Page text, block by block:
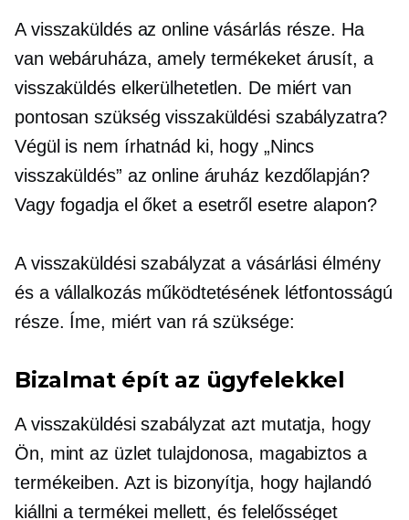
A visszaküldés az online vásárlás része. Ha
van webáruháza, amely termékeket árusít, a
visszaküldés elkerülhetetlen. De miért van
pontosan szükség visszaküldési szabályzatra?
Végül is nem írhatnád ki, hogy „Nincs
visszaküldés” az online áruház kezdőlapján?
Vagy fogadja el őket a esetről esetre alapon?
A visszaküldési szabályzat a vásárlási élmény
és a vállalkozás működtetésének létfontosságú
része. Íme, miért van rá szüksége:
Bizalmat épít az ügyfelekkel
A visszaküldési szabályzat azt mutatja, hogy
Ön, mint az üzlet tulajdonosa, magabiztos a
termékeiben. Azt is bizonyítja, hogy hajlandó
kiállni a termékei mellett, és felelősséget